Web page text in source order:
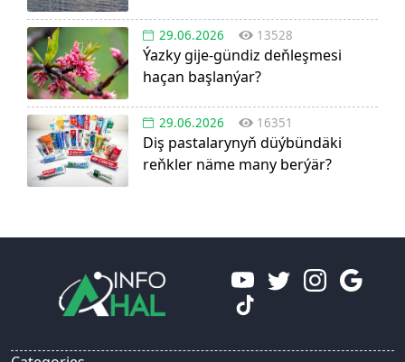
29.06.2026 13528
Ýazky gije-gündiz deňleşmesi
haçan başlanýar?
29.06.2026 16351
Diş pastalarynyň düýbündäki
reňkler näme many berýär?